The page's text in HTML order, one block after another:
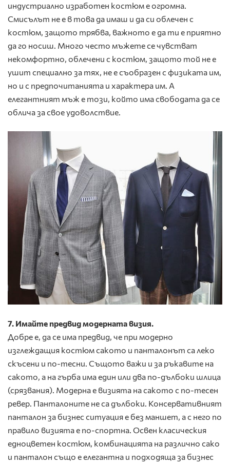
индустриално изработен костюм е огромна.
Смисълът не е в това да имаш и да си облечен с
костюм, защото трябва, важното е да ти е приятно
да го носиш. Много често мъжете се чувстват
некомфортно, облечени с костюм, защото той не е
ушит специално за тях, не е съобразен с физиката им,
но и с предпочитанията и характера им. А
елегантният мъж е този, който има свободата да се
облича за свое удоволствие.
7. Имайте предвид модерната визия.
Добре е, да се има предвид, че при модерно
изглеждащия костюм сакото и панталонът са леко
скъсени и по-тесни. Същото важи и за ръкавите на
сакото, а на гърба има един или два по-дълбоки шлица
(срязвания). Модерна е визията на сакото с по-тесен
ревер. Панталоните не са дълбоки. Консервативният
панталон за бизнес ситуация е без маншет, а с него по
правило визията е по-спортна. Освен класическия
едноцветен костюм, комбинацията на различно сако
и панталон също е елегантна и подходяща за бизнес